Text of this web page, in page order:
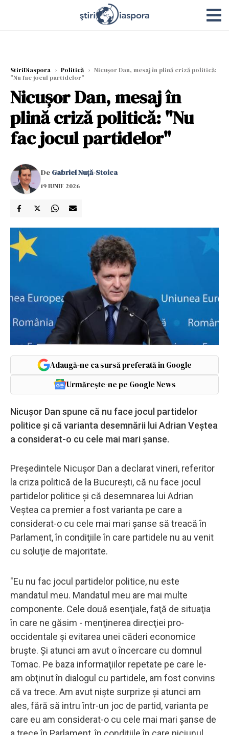
StiriDiaspora › Politică › Nicuşor Dan, mesaj în plină criză politică:
"Nu fac jocul partidelor"
Nicuşor Dan, mesaj în
plină criză politică: "Nu
fac jocul partidelor"
De Gabriel Nuță-Stoica
19 IUNIE 2026
Adaugă-ne ca sursă preferată în Google
Urmărește-ne pe Google News
Nicuşor Dan spune că nu face jocul partidelor
politice și că varianta desemnării lui Adrian Veştea
a considerat-o cu cele mai mari şanse.
Preşedintele Nicuşor Dan a declarat vineri, referitor
la criza politică de la Bucureşti, că nu face jocul
partidelor politice şi că desemnarea lui Adrian
Veştea ca premier a fost varianta pe care a
considerat-o cu cele mai mari şanse să treacă în
Parlament, în condiţiile în care partidele nu au venit
cu soluţie de majoritate.
"Eu nu fac jocul partidelor politice, nu este
mandatul meu. Mandatul meu are mai multe
componente. Cele două esenţiale, faţă de situaţia
în care ne găsim - menţinerea direcţiei pro-
occidentale şi evitarea unei căderi economice
bruşte. Şi atunci am avut o încercare cu domnul
Tomac. Pe baza informaţiilor repetate pe care le-
am obţinut în dialogul cu partidele, am fost convins
că va trece. Am avut nişte surprize şi atunci am
ales, fără să intru într-un joc de partid, varianta pe
care eu am considerat-o cu cele mai mari şanse de